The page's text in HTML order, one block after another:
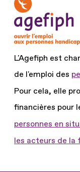
L'Agefiph est
de l'emploi des
Pour cela, elle
financières pour
personnes en
les acteurs de la